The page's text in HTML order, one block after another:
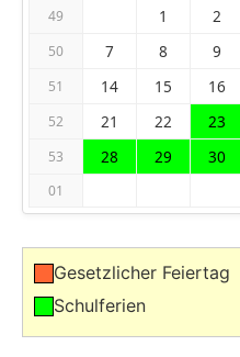
49 1 2
50 7 8 9
51 14 15 16
52 21 22 23
53 28 29 30
01
Gesetzlicher Feiertag
Schulferien